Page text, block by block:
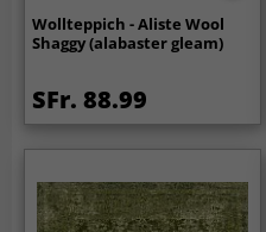
Wollteppich - Aliste Wool
Shaggy (alabaster gleam)
SFr. 88.99